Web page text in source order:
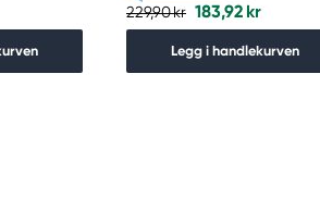
229,90 kr 183,92 kr
Legg i handlekurven